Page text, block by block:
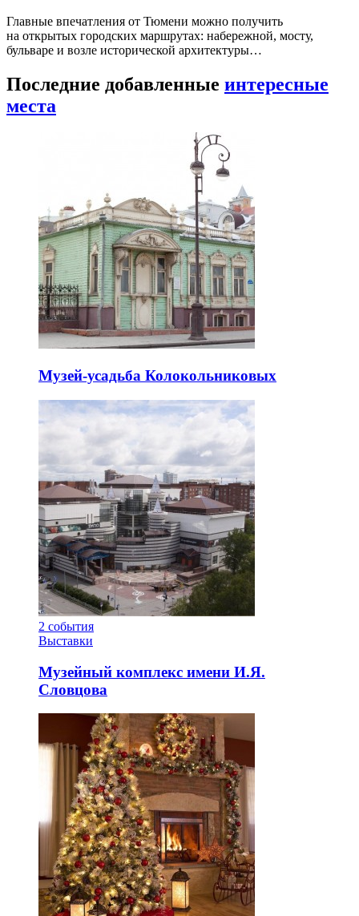
Главные впечатления от Тюмени можно получить
на открытых городских маршрутах: набережной, мосту,
бульваре и возле исторической архитектуры…
Последние добавленные интересные
места
Музей-усадьба Колокольниковых
2 события
Выставки
Музейный комплекс имени И.Я.
Словцова